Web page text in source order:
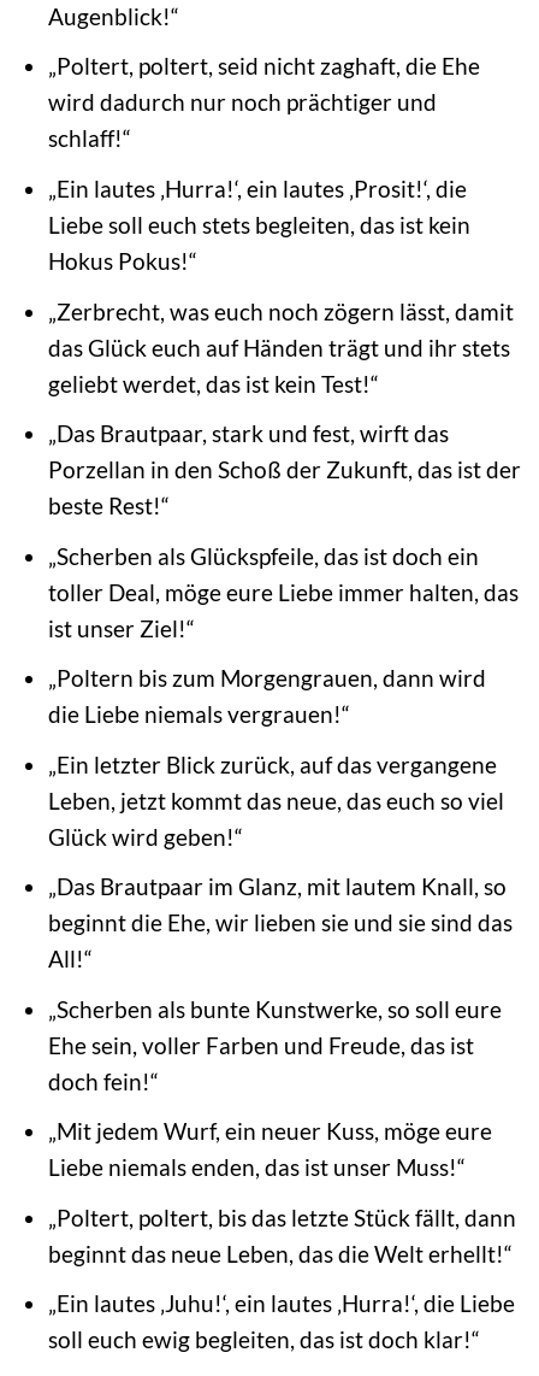
Augenblick!“
„Poltert, poltert, seid nicht zaghaft, die Ehe
wird dadurch nur noch prächtiger und
schlaff!“
„Ein lautes ‚Hurra!‘, ein lautes ‚Prosit!‘, die
Liebe soll euch stets begleiten, das ist kein
Hokus Pokus!“
„Zerbrecht, was euch noch zögern lässt, damit
das Glück euch auf Händen trägt und ihr stets
geliebt werdet, das ist kein Test!“
„Das Brautpaar, stark und fest, wirft das
Porzellan in den Schoß der Zukunft, das ist der
beste Rest!“
„Scherben als Glückspfeile, das ist doch ein
toller Deal, möge eure Liebe immer halten, das
ist unser Ziel!“
„Poltern bis zum Morgengrauen, dann wird
die Liebe niemals vergrauen!“
„Ein letzter Blick zurück, auf das vergangene
Leben, jetzt kommt das neue, das euch so viel
Glück wird geben!“
„Das Brautpaar im Glanz, mit lautem Knall, so
beginnt die Ehe, wir lieben sie und sie sind das
All!“
„Scherben als bunte Kunstwerke, so soll eure
Ehe sein, voller Farben und Freude, das ist
doch fein!“
„Mit jedem Wurf, ein neuer Kuss, möge eure
Liebe niemals enden, das ist unser Muss!“
„Poltert, poltert, bis das letzte Stück fällt, dann
beginnt das neue Leben, das die Welt erhellt!“
„Ein lautes ‚Juhu!‘, ein lautes ‚Hurra!‘, die Liebe
soll euch ewig begleiten, das ist doch klar!“